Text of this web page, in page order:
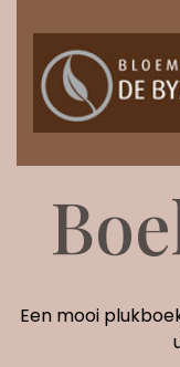
Een mooi